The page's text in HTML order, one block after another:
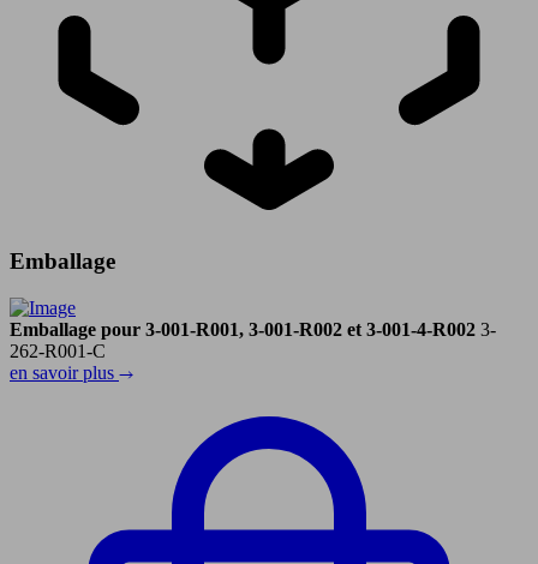
Emballage
Emballage pour 3-001-R001, 3-001-R002 et 3-001-4-R002 3-
262-R001-C
en savoir plus